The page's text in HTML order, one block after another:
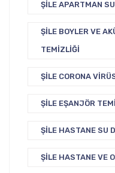
ŞILE APARTMAN
ŞILE BOYLER VE
TEMIZLIĞI
ŞILE CORONA
ŞILE EŞANJÖR
ŞILE HASTANE SU
ŞILE HASTANE VE